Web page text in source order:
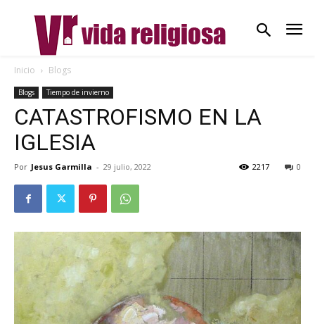
Inicio Blogs
Blogs Tiempo de invierno
CATASTROFISMO EN LA
IGLESIA
Por Jesus Garmilla - 29 julio, 2022 0
2217